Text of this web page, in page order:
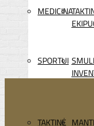
MEDICINA
SPORTUI
TAKTINĖ